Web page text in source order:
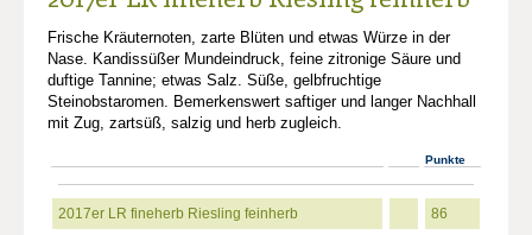
Frische Kräuternoten, zarte Blüten und etwas Würze in der
Nase. Kandissüßer Mundeindruck, feine zitronige Säure und
duftige Tannine; etwas Salz. Süße, gelbfruchtige
Steinobstaromen. Bemerkenswert saftiger und langer Nachhall
mit Zug, zartsüß, salzig und herb zugleich.
Punkte
2017er LR fineherb Riesling feinherb 86